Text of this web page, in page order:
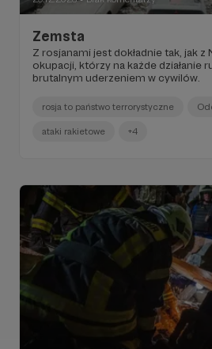
Zemsta
Z rosjanami jest dokładnie tak, jak
okupacji, którzy na każde działanie
brutalnym uderzeniem w cywilów.
rosja to państwo terrorystyczne
ataki rakietowe +4